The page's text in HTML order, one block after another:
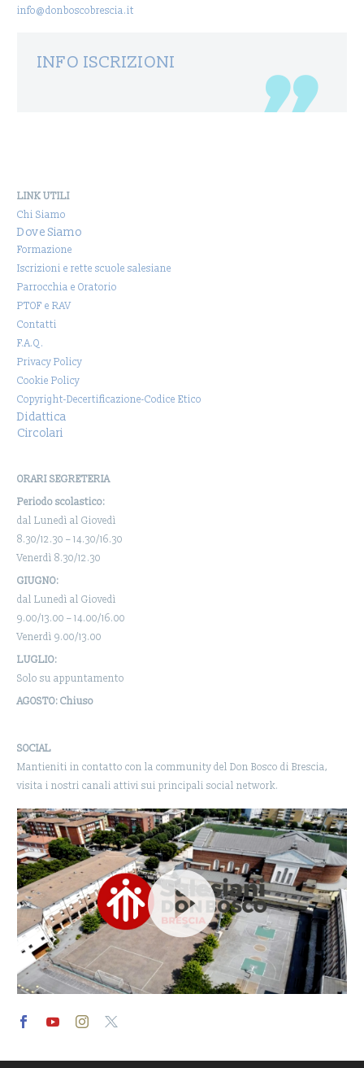
info@donboscobrescia.it
INFO ISCRIZIONI
LINK UTILI
Chi Siamo
Dove Siamo
Formazione
Iscrizioni e rette scuole salesiane
Parrocchia e Oratorio
PTOF e RAV
Contatti
F.A.Q.
Privacy Policy
Cookie Policy
Copyright-Decertificazione-Codice Etico
Didattica
Circolari
ORARI SEGRETERIA
Periodo scolastico:
dal Lunedì al Giovedì
8.30/12.30 – 14.30/16.30
Venerdì 8.30/12.30
GIUGNO:
dal Lunedì al Giovedì
9.00/13.00 – 14.00/16.00
Venerdì 9.00/13.00
LUGLIO:
Solo su appuntamento
AGOSTO: Chiuso
SOCIAL
Mantieniti in contatto con la community del Don Bosco di Brescia,
visita i nostri canali attivi sui principali social network.
Player